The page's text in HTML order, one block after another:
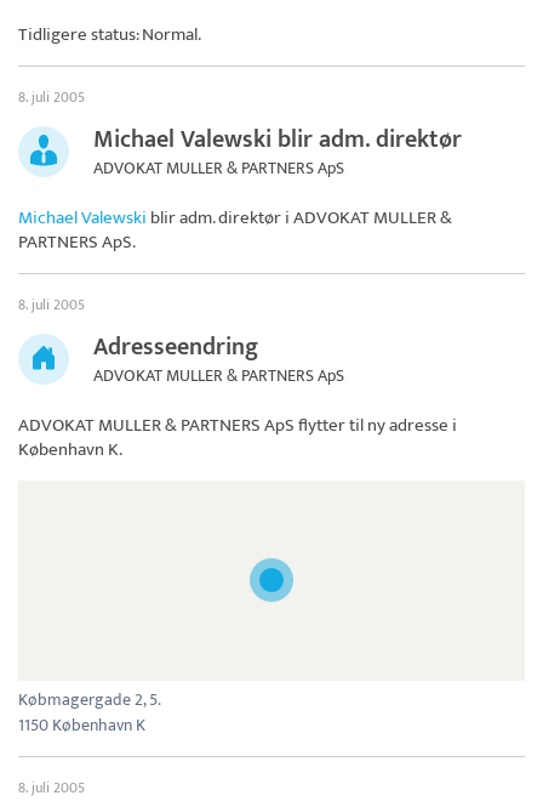
Tidligere status: Normal.
8. juli 2005
Michael Valewski blir adm. direktør
ADVOKAT MULLER & PARTNERS ApS
Michael Valewski blir adm. direktør iADVOKAT MULLER &
PARTNERS ApS.
8. juli 2005
Adresseendring
ADVOKAT MULLER & PARTNERS ApS
ADVOKAT MULLER & PARTNERS ApSflytter til ny adresse i
København K.
Købmagergade 2, 5.
1150 København K
8. juli 2005